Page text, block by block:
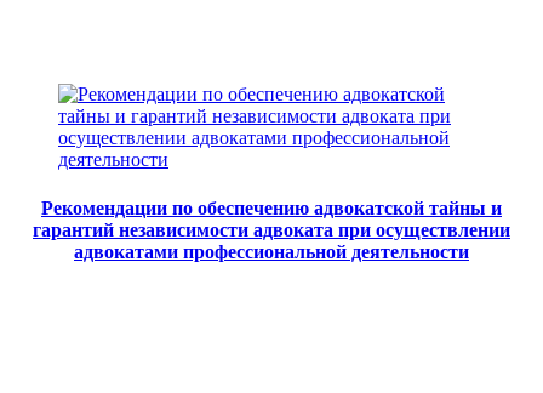
Рекомендации по обеспечению адвокатской тайны и
гарантий независимости адвоката при осуществлении
адвокатами профессиональной деятельности